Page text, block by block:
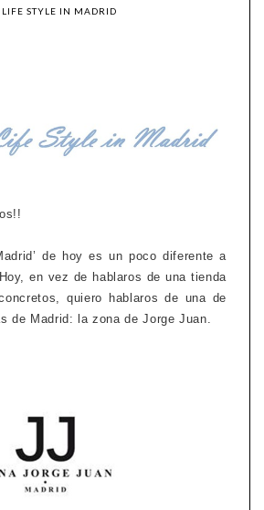
LIFE STYLE IN MADRID
de hoy es un poco diferente a
en vez de hablaros de una tienda
quiero hablaros de una de
de Madrid: la zona de Jorge Juan.